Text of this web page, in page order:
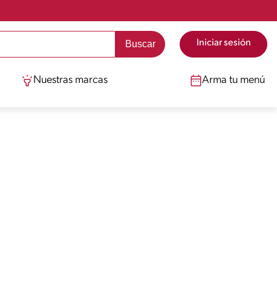
Iniciar sesión
Nuestras marcas Arma tu menú